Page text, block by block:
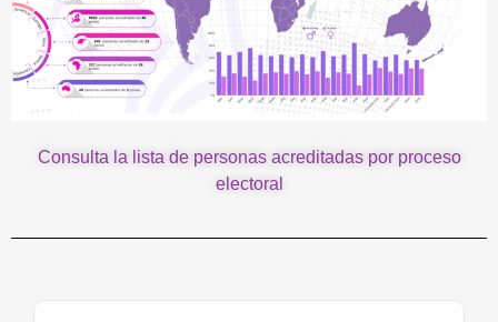
Consulta la lista de personas acreditadas por proceso
electoral